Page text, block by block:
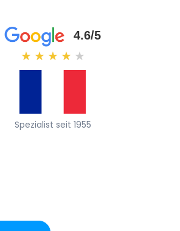
4.6/5
★ ★ ★ ★ ★
Spezialist seit 1955